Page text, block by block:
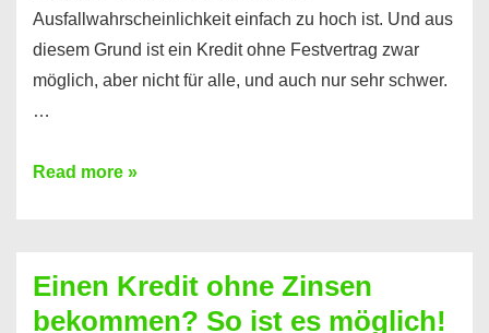
Ausfallwahrscheinlichkeit einfach zu hoch ist. Und aus
diesem Grund ist ein Kredit ohne Festvertrag zwar
möglich, aber nicht für alle, und auch nur sehr schwer.
…
Ist
Festvertrag
für
Read more »
Einen Kredit ohne Zinsen
bekommen? So ist es möglich!